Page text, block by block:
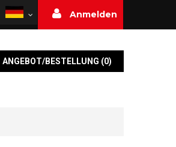
Anmelden
ANGEBOT/BESTELLUNG (0)